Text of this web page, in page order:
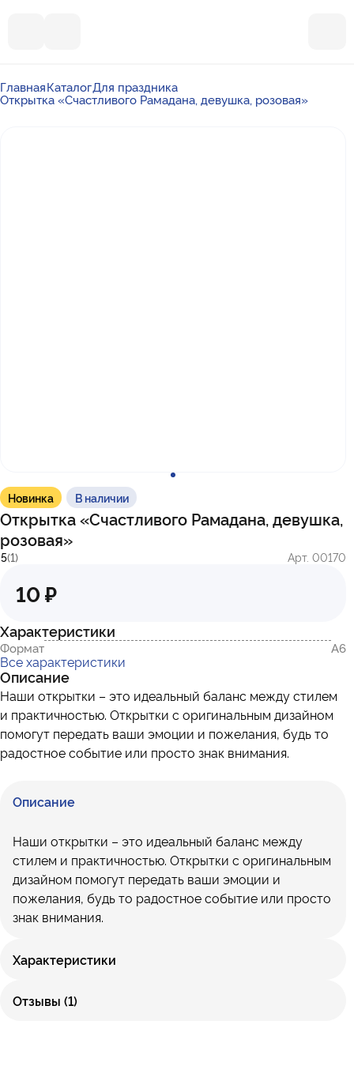
ГлавнаяКаталогДля праздника
Открытка «Счастливого Рамадана, девушка, розовая»
Новинка В наличии
Открытка «Счастливого Рамадана, девушка,
розовая»
5(1) Арт. 00170
Характеристики
Формат А6
Все характеристики
Описание
Наши открытки – это идеальный баланс между стилем
и практичностью. Открытки с оригинальным дизайном
помогут передать ваши эмоции и пожелания, будь то
радостное событие или просто знак внимания.
10 ₽
Описание
Наши открытки – это идеальный баланс между
стилем и практичностью. Открытки с оригинальным
дизайном помогут передать ваши эмоции и
пожелания, будь то радостное событие или просто
знак внимания.
Характеристики
Отзывы (1)